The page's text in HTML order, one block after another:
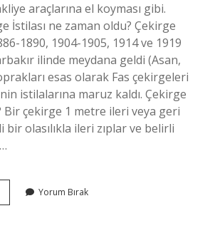
araçlarına el koyması gibi.
İstilası ne zaman oldu? Çekirge
1890, 1904-1905, 1914 ve 1919
ilinde meydana geldi (Asan,
esas olarak Fas çekirgeleri
istilalarına maruz kaldı. Çekirge
Bir çekirge 1 metre ileri veya geri
bir olasılıkla ileri zıplar ve belirli
Yorum Bırak